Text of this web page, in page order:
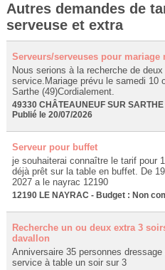
Autres demandes de
serveuse et extra
Serveurs/serveuses pour mariage
Nous serions à la recherche de
service.Mariage prévu le samedi 10
Sarthe (49)Cordialement.
49330 CHÂTEAUNEUF SUR
Publié le 20/07/2026
Serveur pour buffet
je souhaiterai connaître le tarif pour
déjà prêt sur la table en buffet. De
2027 a le nayrac 12190
12190 LE NAYRAC - Budget : Non
Recherche un ou deux extra 3
davallon
Anniversaire 35 personnes
service à table un soir sur 3